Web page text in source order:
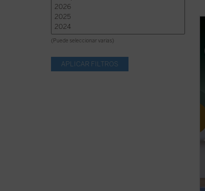
(Puede seleccionar varias)